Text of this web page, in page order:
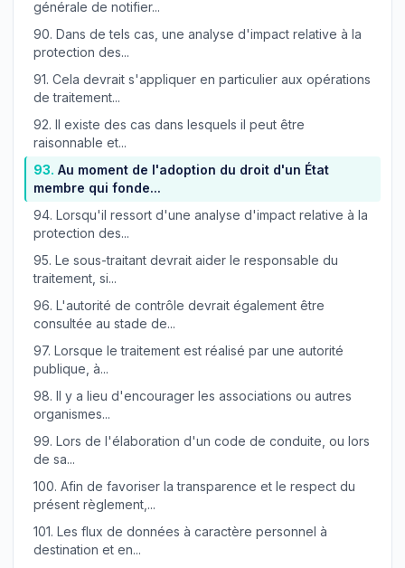
générale de notifier...
90. Dans de tels cas, une analyse d'impact relative à la
protection des...
91. Cela devrait s'appliquer en particulier aux opérations
de traitement...
92. Il existe des cas dans lesquels il peut être
raisonnable et...
93. Au moment de l'adoption du droit d'un État
membre qui fonde...
94. Lorsqu'il ressort d'une analyse d'impact relative à la
protection des...
95. Le sous-traitant devrait aider le responsable du
traitement, si...
96. L'autorité de contrôle devrait également être
consultée au stade de...
97. Lorsque le traitement est réalisé par une autorité
publique, à...
98. Il y a lieu d'encourager les associations ou autres
organismes...
99. Lors de l'élaboration d'un code de conduite, ou lors
de sa...
100. Afin de favoriser la transparence et le respect du
présent règlement,...
101. Les flux de données à caractère personnel à
destination et en...